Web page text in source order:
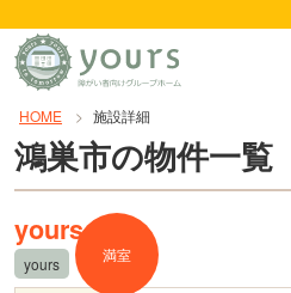
テ
へ
ス
ッ
プ
HOME 施設詳細
鴻巣市の物件一覧
満室
yours
yours